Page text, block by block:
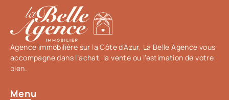
Agence immobilière sur la Côte d’Azur, La Belle Agence vous
accompagne dans l’achat, la vente ou l’estimation de votre
bien.
Menu